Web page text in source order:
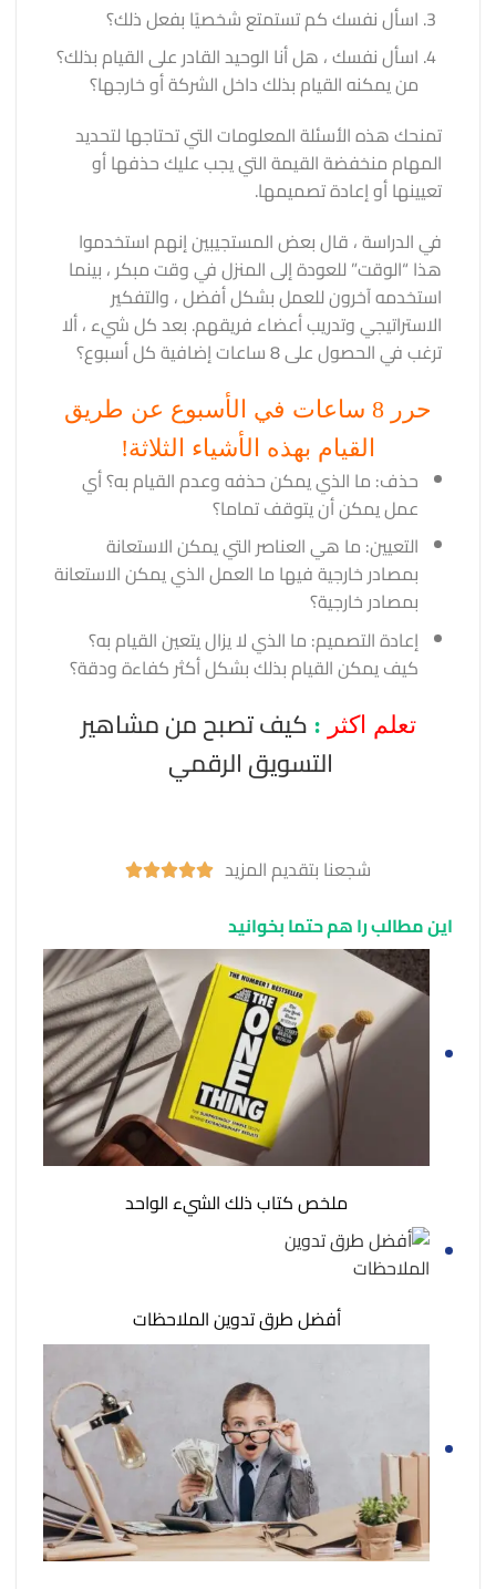
اسأل نفسك كم تستمتع شخصيًا بفعل ذلك؟
اسأل نفسك ، هل أنا الوحيد القادر على القيام بذلك؟
من يمكنه القيام بذلك داخل الشركة أو خارجها؟
تمنحك هذه الأسئلة المعلومات التي تحتاجها لتحديد
المهام منخفضة القيمة التي يجب عليك حذفها أو
تعيينها أو إعادة تصميمها.
في الدراسة ، قال بعض المستجيبين إنهم استخدموا
هذا “الوقت” للعودة إلى المنزل في وقت مبكر ، بينما
استخدمه آخرون للعمل بشكل أفضل ، والتفكير
الاستراتيجي وتدريب أعضاء فريقهم. بعد كل شيء ، ألا
ترغب في الحصول على 8 ساعات إضافية كل أسبوع؟
حرر 8 ساعات في الأسبوع عن طريق
القيام بهذه الأشياء الثلاثة!
حذف: ما الذي يمكن حذفه وعدم القيام به؟ أي
عمل يمكن أن يتوقف تماما؟
التعيين: ما هي العناصر التي يمكن الاستعانة
بمصادر خارجية فيها ما العمل الذي يمكن الاستعانة
بمصادر خارجية؟
إعادة التصميم: ما الذي لا يزال يتعين القيام به؟
كيف يمكن القيام بذلك بشكل أكثر كفاءة ودقة؟
تعلم اكثر : كيف تصبح من مشاهير
التسويق الرقمي
شجعنا بتقديم المزيد 




این مطالب را هم حتما بخوانید
ملخص كتاب ذلك الشيء الواحد
أفضل طرق تدوين الملاحظات